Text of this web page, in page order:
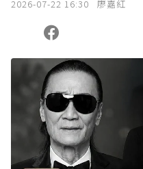
2026-07-22 16:30 廖嘉紅